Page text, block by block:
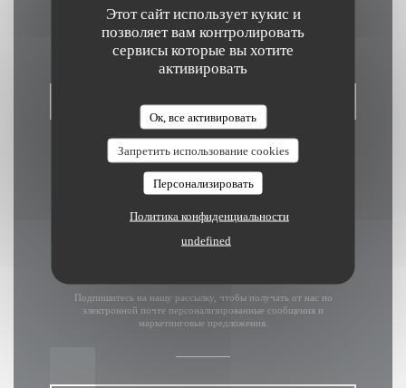
Этот сайт использует кукис и
позволяет вам контролировать
сервисы которые вы хотите
активировать
Ок, все активировать
Запретить использование cookies
Персонализировать
Политика конфиденциальности
undefined
Связь с нами
ЗАБРОНИРОВАТЬ СТОЛИК
Подпишитесь на нашу рассылку, чтобы получать от нас по
электронной почте персонализированные сообщения и
маркетинговые предложения.